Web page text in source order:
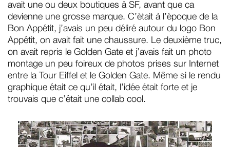
avait une ou deux boutiques à SF, avant que ça
devienne une grosse marque. C’était à l’époque de la
Bon Appétit, j’avais un peu déliré autour du logo Bon
Appétit, on avait fait une chaussure. Le deuxième truc,
on avait repris le Golden Gate et j’avais fait un photo
montage un peu foireux de photos prises sur Internet
entre la Tour Eiffel et le Golden Gate. Même si le rendu
graphique était ce qu’il était, l’idée était forte et je
trouvais que c’était une collab cool.